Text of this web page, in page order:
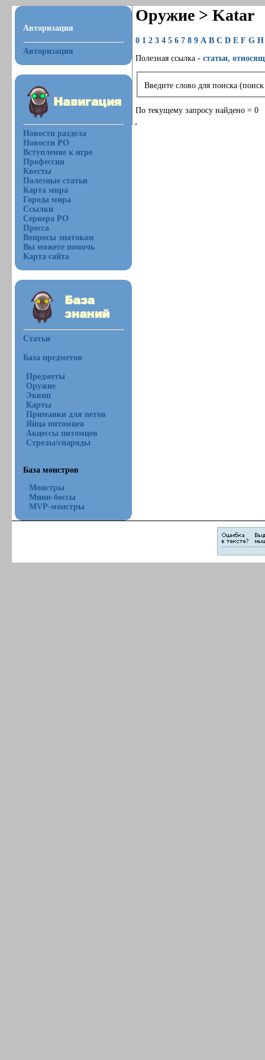
Авторизация
Авторизация
Новости раздела
Новости РО
Вступление к игре
Профессии
Квесты
Полезные статьи
Карта мира
Города мира
Ссылки
Сервера РО
Пресса
Вопросы знатокам
Вы можете помочь
Карта сайта
Статьи
База предметов
Предметы
Оружие
Эквип
Карты
Приманки для петов
Яйца питомцев
Акцессы питомцев
Стрелы/снаряды
База монстров
Монстры
Мини-боссы
MVP-монстры
Оружие > Katar
0 1 2 3 4 5 6 7 8 9 A B C D E F G H
Полезная ссылка -статьи,
Введите слово для поиска
По текущему запросу найдено = 0